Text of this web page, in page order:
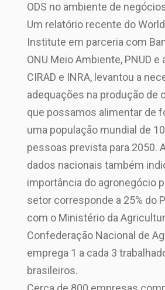
ODS no ambiente de
Um relatório recente do
Institute em parceria com
ONU Meio Ambiente, PNUD e
CIRAD e INRA, levantou a
adequações na produção de
que possamos alimentar de
uma população mundial de
pessoas prevista para 2050.
dados nacionais também
importância do agronegócio
setor corresponde a 25% do
com o Ministério da
Confederação Nacional de
emprega 1 a cada 3
brasileiros.